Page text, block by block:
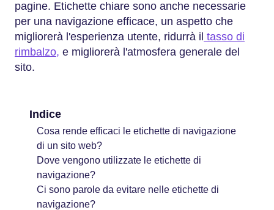
pagine. Etichette chiare sono anche necessarie
per una navigazione efficace, un aspetto che
migliorerà l'esperienza utente, ridurrà il tasso di
rimbalzo, e migliorerà l'atmosfera generale del
sito.
Indice
Cosa rende efficaci le etichette di navigazione
di un sito web?
Dove vengono utilizzate le etichette di
navigazione?
Ci sono parole da evitare nelle etichette di
navigazione?